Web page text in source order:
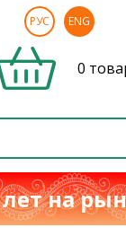
РУС ENG
0
на